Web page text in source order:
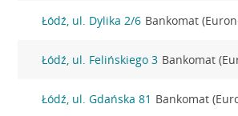
Łódź, ul. Dylika 2/6 Bankomat
Łódź, ul. Felińskiego 3 Bankomat
Łódź, ul. Gdańska 81 Bankomat